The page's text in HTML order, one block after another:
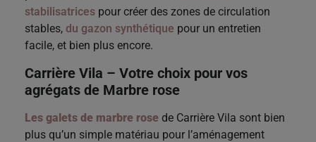
stabilisatrices pour créer des zones de circulation
stables, du gazon synthétique pour un entretien
facile, et bien plus encore.
Carrière Vila – Votre choix pour vos
agrégats de Marbre rose
Les galets de marbre rose de Carrière Vila sont bien
plus qu’un simple matériau pour l’aménagement